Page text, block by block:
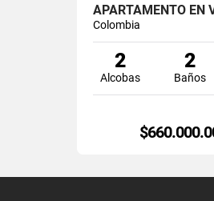
Colombia
2
Alcobas
2
Baños